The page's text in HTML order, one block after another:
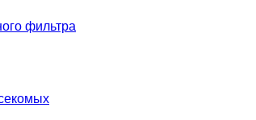
фильтра